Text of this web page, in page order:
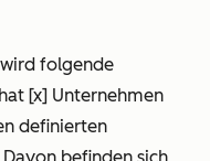
folgende
[x] Unternehmen
definierten